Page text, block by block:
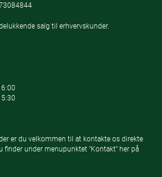
salg til erhvervskunder.
er du velkommen til at kontakte os direkte
finder under menupunktet "Kontakt" her på